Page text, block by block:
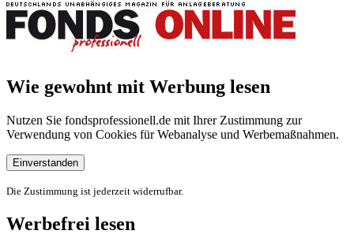
Wie gewohnt mit Werbung lesen
Nutzen Sie fondsprofessionell.de mit Ihrer Zustimmung zur
Verwendung von Cookies für Webanalyse und Werbemaßnahmen.
Einverstanden
Die Zustimmung ist jederzeit widerrufbar.
Werbefrei lesen